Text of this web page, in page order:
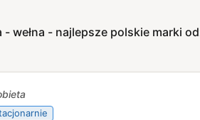
- wełna - najlepsze polskie marki